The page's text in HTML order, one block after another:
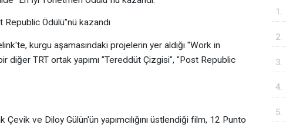
Ödülü"nü kazandı
kurgu aşamasındaki projelerin yer aldığı "Work in
diğer TRT ortak yapımı "Tereddüt Çizgisi", "Post Republic
ve Diloy Gülün'ün yapımcılığını üstlendiği film, 12 Punto
1.
2.
3.
4.
5.